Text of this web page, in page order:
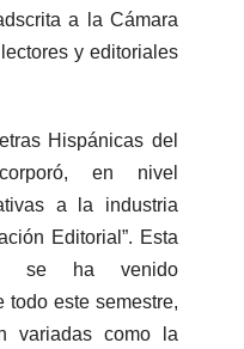
a la Cámara
y editoriales
Hispánicas del
en nivel
a la industria
Editorial”. Esta
se ha venido
todo este semestre,
variadas como la